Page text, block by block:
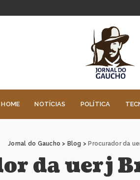
HOME NOTÍCIAS POLÍTICA
Jornal do Gaucho > Blog > Procurador da
da uerj